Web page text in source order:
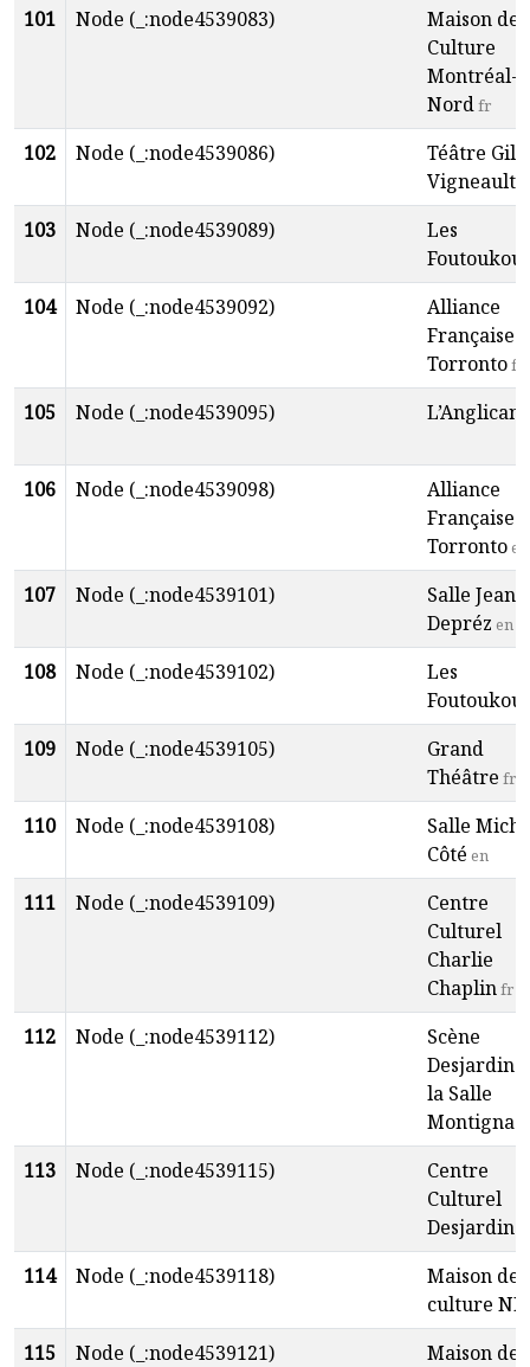
101 Node (_:node4539083)
Maison de
Culture
Montréal-
Nordfr
102 Node (_:node4539086)
Téâtre
Vigneault
103 Node (_:node4539089)
Les
104
Node (_:node4539092)
Alliance
Française
Torrontofr
105 Node (_:node4539095) L’Anglicane
106 Node (_:node4539098)
Alliance
Française
Torrontoen
107 Node (_:node4539101)
Salle Jean
Depréz en
108 Node (_:node4539102)
Les
109
Node (_:node4539105)
Grand
Théâtre fr
110 Node (_:node4539108)
Salle
Côté en
111 Node (_:node4539109)
Centre
Culturel
Charlie
Chaplinfr
112 Node (_:node4539112)
Scène
Desjardins
la Salle
Montignac
113 Node (_:node4539115)
Centre
Culturel
Desjardins
114 Node (_:node4539118)
Maison de
culture
115
Node (_:node4539121)
Maison de